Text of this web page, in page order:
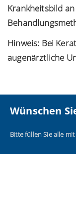
Krankheitsbild
Hinweis: Bei
augenärztliche
Wünschen
Bitte füllen Sie alle